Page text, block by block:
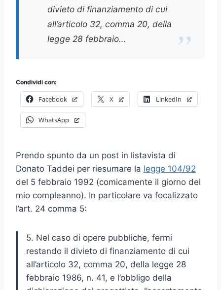
divieto di finanziamento di cui
all’articolo 32, comma 20, della
legge 28 febbraio…
Condividi con:
Facebook X LinkedIn
WhatsApp
Prendo spunto da un post in listavista di
Donato Taddei per riesumare la legge 104/92
del 5 febbraio 1992 (comicamente il giorno del
mio compleanno). In particolare va focalizzato
l’art. 24 comma 5:
5. Nel caso di opere pubbliche, fermi
restando il divieto di finanziamento di cui
all’articolo 32, comma 20, della legge 28
febbraio 1986, n. 41, e l’obbligo della